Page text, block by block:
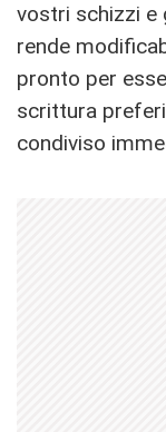
vostri schizzi e
rende
pronto per
scrittura
condiviso